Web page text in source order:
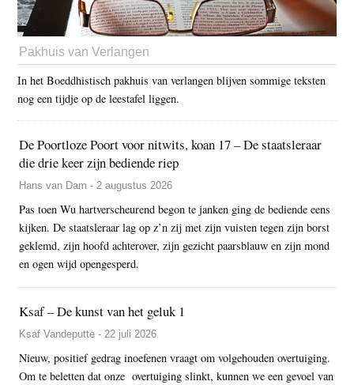
Pakhuis van Verlangen
In het Boeddhistisch pakhuis van verlangen blijven sommige teksten
nog een tijdje op de leestafel liggen.
De Poortloze Poort voor nitwits, koan 17 – De staatsleraar
die drie keer zijn bediende riep
Hans van Dam - 2 augustus 2026
Pas toen Wu hartverscheurend begon te janken ging de bediende eens
kijken. De staatsleraar lag op z’n zij met zijn vuisten tegen zijn borst
geklemd, zijn hoofd achterover, zijn gezicht paarsblauw en zijn mond
en ogen wijd opengesperd.
Ksaf – De kunst van het geluk 1
Ksaf Vandeputte - 22 juli 2026
Nieuw, positief gedrag inoefenen vraagt om volgehouden overtuiging.
Om te beletten dat onze overtuiging slinkt, kunnen we een gevoel van